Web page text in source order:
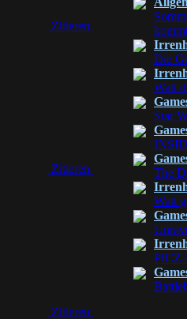
Zitieren
Zitieren
Zitieren
Die
Watt
Star
The
Watt